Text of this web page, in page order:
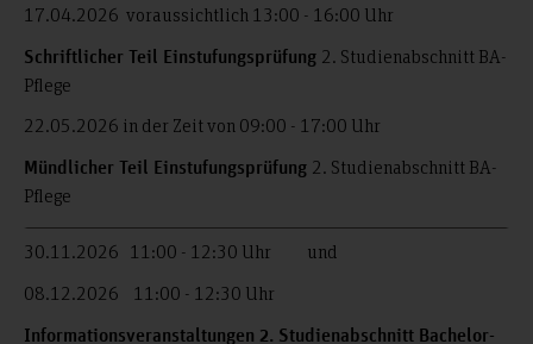
17.04.2026 voraussichtlich 13:00 - 16:00 Uhr
Schriftlicher Teil Einstufungsprüfung 2. Studienabschnitt BA-
Pflege
22.05.2026 in der Zeit von 09:00 - 17:00 Uhr
Mündlicher Teil Einstufungsprüfung 2. Studienabschnitt BA-
Pflege
30.11.2026 11:00 - 12:30 Uhr und
08.12.2026 11:00 - 12:30 Uhr
Informationsveranstaltungen 2. Studienabschnitt Bachelor-